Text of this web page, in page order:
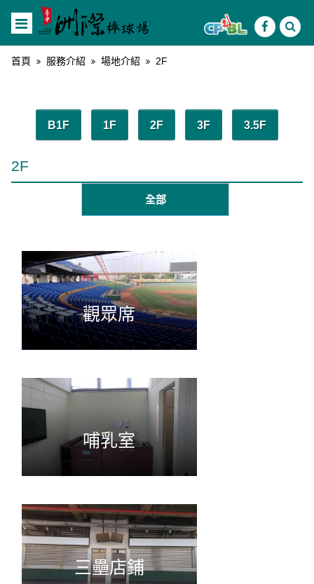
首頁 服務介紹 場地介紹 2F
B1F 1F 2F 3F 3.5F
2F
全部
觀眾席
哺乳室
三壘店鋪